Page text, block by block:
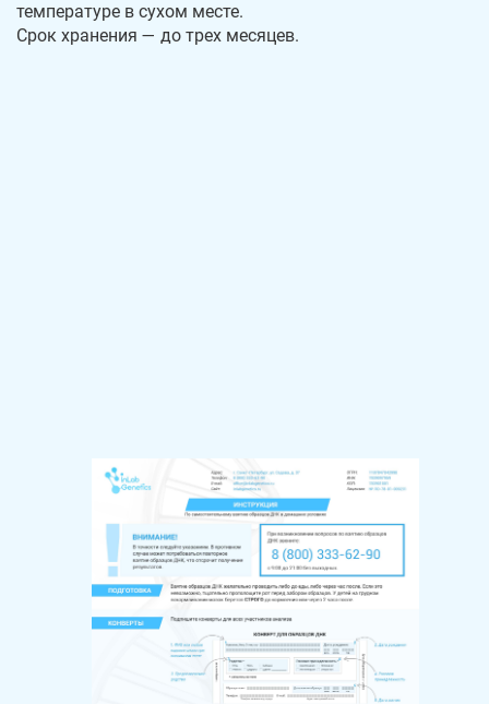
температуре в сухом месте.
Срок хранения — до трех месяцев.